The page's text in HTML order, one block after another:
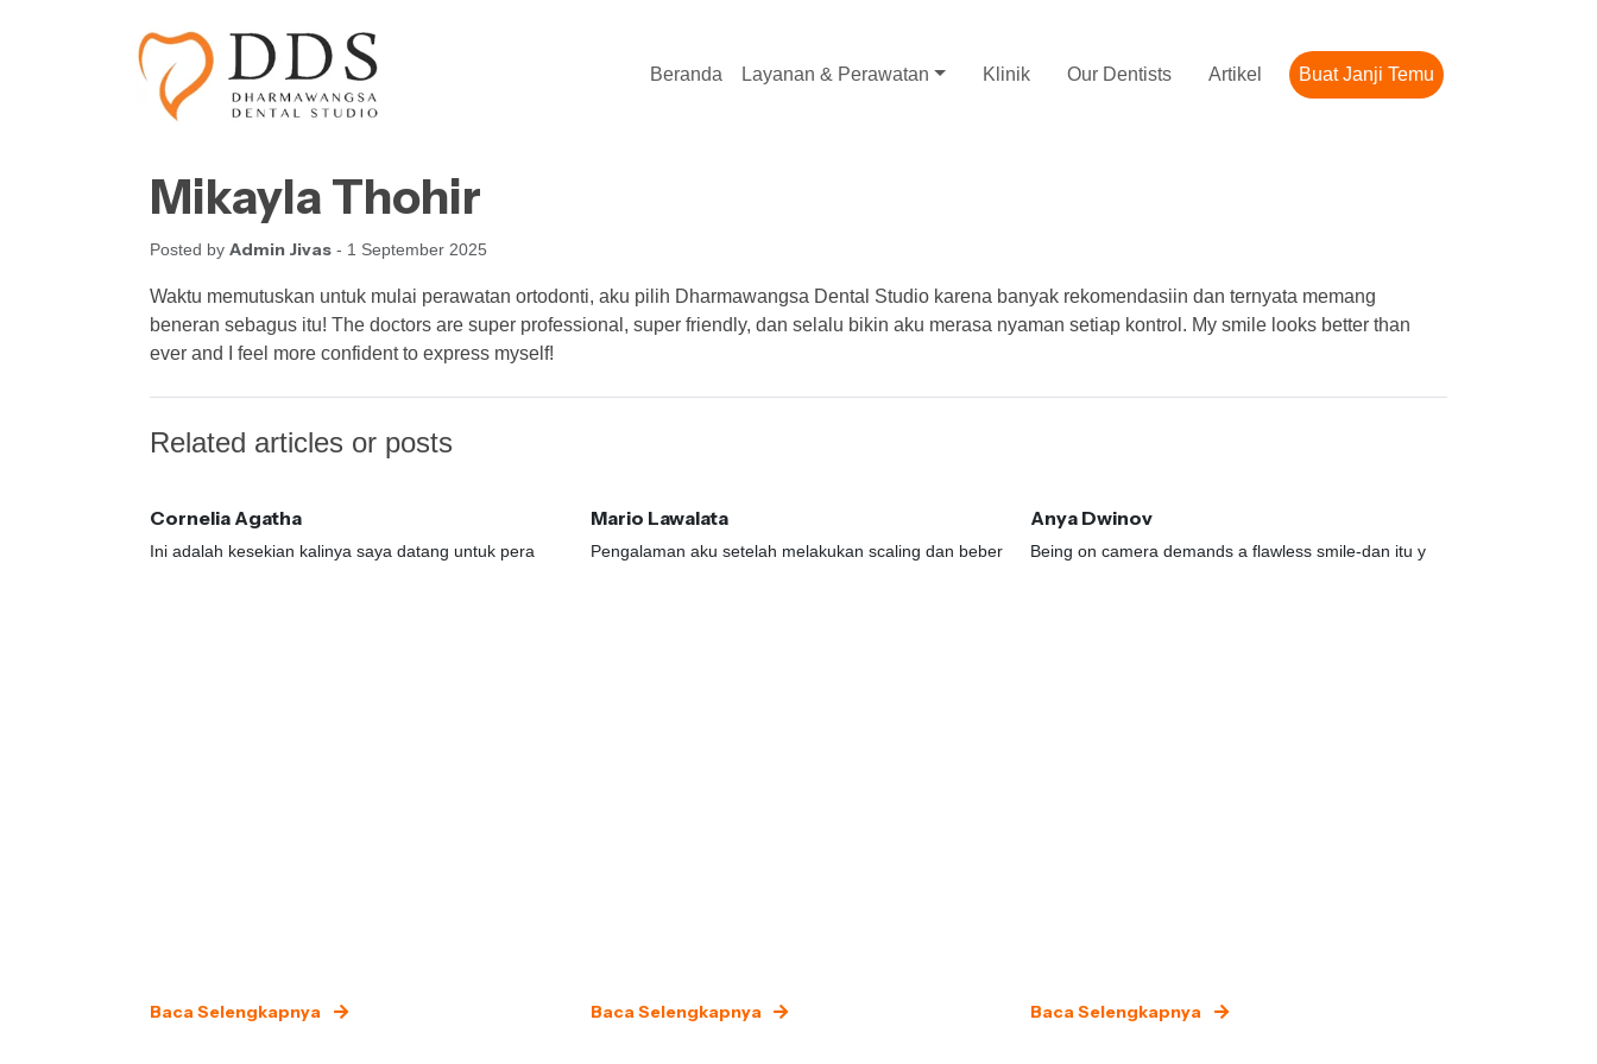
Beranda Layanan & Perawatan Klinik Our Dentists Artikel Buat Janji Temu
Mikayla Thohir
Posted by Admin Jivas - 1 September 2025
Waktu memutuskan untuk mulai perawatan ortodonti, aku pilih Dharmawangsa Dental Studio karena banyak rekomendasiin dan ternyata memang
beneran sebagus itu! The doctors are super professional, super friendly, dan selalu bikin aku merasa nyaman setiap kontrol. My smile looks better than
ever and I feel more confident to express myself!
Related articles or posts
Cornelia Agatha
Ini adalah kesekian kalinya saya datang untuk pera
Baca Selengkapnya
Mario Lawalata
Pengalaman aku setelah melakukan scaling dan beber
Baca Selengkapnya
Anya Dwinov
Being on camera demands a flawless smile-dan itu y
Baca Selengkapnya